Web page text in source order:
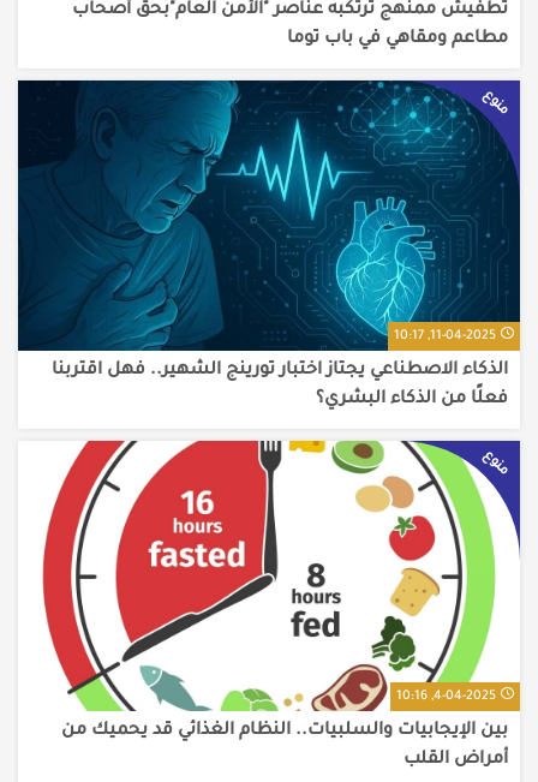
تطفيش ممنهج ترتكبه عناصر "الأمن العام"بحق أصحاب
مطاعم ومقاهي في باب توما
منوع
11-04-2025, 10:17
الذكاء الاصطناعي يجتاز اختبار تورينج الشهير.. فهل اقتربنا
فعلًا من الذكاء البشري؟
منوع
4-04-2025, 10:16
بين الإيجابيات والسلبيات.. النظام الغذائي قد يحميك من
أمراض القلب